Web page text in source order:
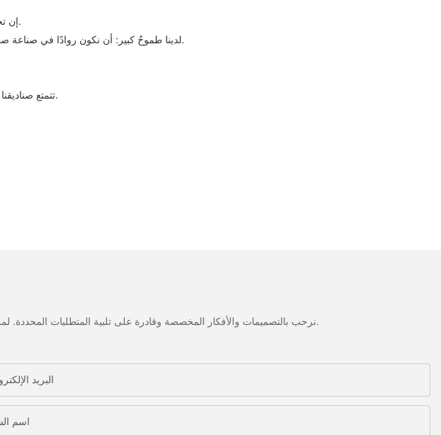
· إن تحسين وتطوير تكنولوجيا صناديق الكرتون القابلة للطي يؤدي إلى تحسين جودة صناديق الكرتون القابلة للطي بشكل أفضل.
لدينا طموحٌ كبير: أن نكون روادًا في صناعة صناديق الكرتون القابلة للطي. سنواصل تطوير منتجاتنا باستخدام أحدث التقنيات، ونسعى جاهدين لخدمة عملائنا وكسب ثقتهم.
تتمتع صناديقنا الكرتونية القابلة للطي بمجموعة واسعة من التطبيقات ويمكن استخدامها في مجموعة متنوعة من المواقف والسيناريوهات.
نرحب بالتصميمات والأفكار المخصصة وقادرة على تلبية المتطلبات المحددة. لمزيد من المعلومات، يرجى زيارة الموقع الإلكتروني أو الاتصال بنا مباشرة مع أسئلة أو استفسارات.
البريد
اسم